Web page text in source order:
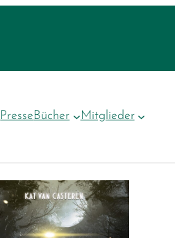
PresseBücher Mitglieder